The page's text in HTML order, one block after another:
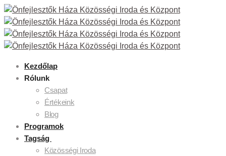
Kezdőlap
Rólunk
Csapat
Értékeink
Blog
Programok
Tagság
Közösségi Iroda